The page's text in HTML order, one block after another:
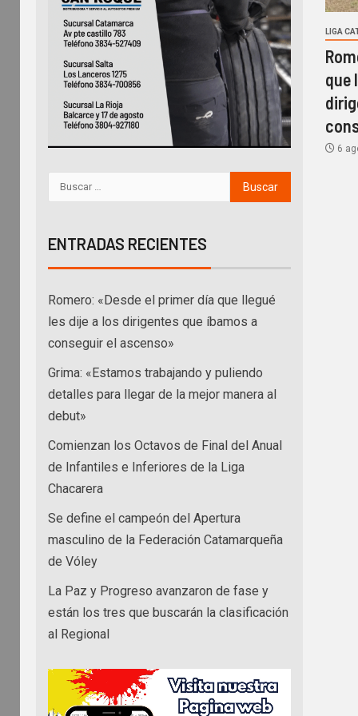
LIGA
que
6
ENTRADAS RECIENTES
Romero: «Desde el primer día que llegué
les dije a los dirigentes que íbamos a
conseguir el ascenso»
Grima: «Estamos trabajando y puliendo
detalles para llegar de la mejor manera al
debut»
Comienzan los Octavos de Final del Anual
de Infantiles e Inferiores de la Liga
Chacarera
Se define el campeón del Apertura
masculino de la Federación Catamarqueña
de Vóley
La Paz y Progreso avanzaron de fase y
están los tres que buscarán la clasificación
al Regional